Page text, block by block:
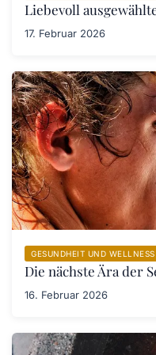
Liebevoll
17. Februar 2026
GESUNDHEIT UND WELLNESS
Die nächste Ära der
16. Februar 2026